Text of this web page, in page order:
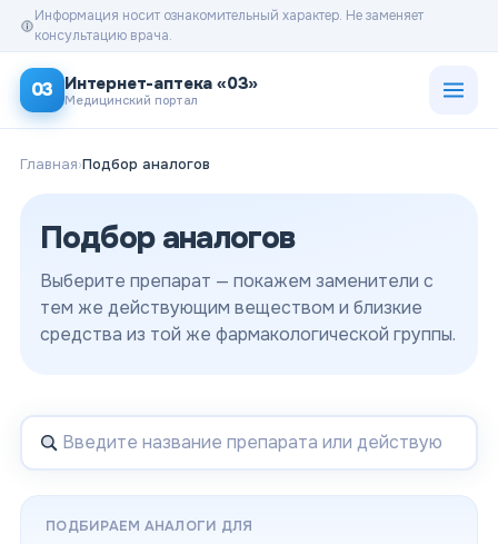
Информация носит ознакомительный характер. Не заменяет
консультацию врача.
03 Интернет-аптека «03»
Медицинский портал
Главная›Подбор аналогов
Подбор аналогов
Выберите препарат — покажем заменители с
тем же действующим веществом и близкие
средства из той же фармакологической группы.
ПОДБИРАЕМ АНАЛОГИ ДЛЯ